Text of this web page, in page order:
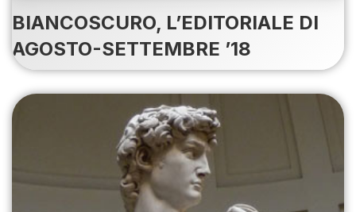
BIANCOSCURO, L’EDITORIALE DI
AGOSTO-SETTEMBRE ’18